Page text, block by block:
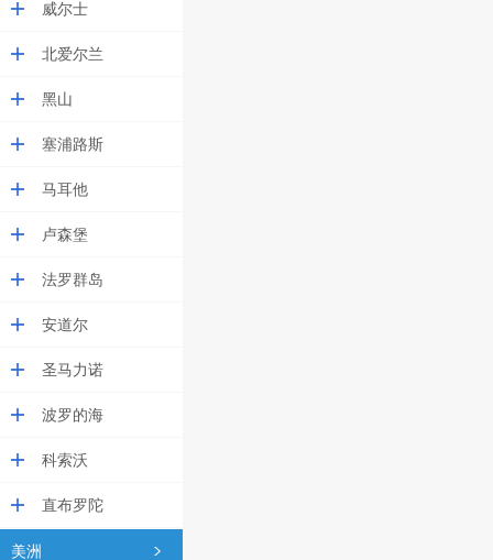
威尔士
北爱尔兰
黑山
塞浦路斯
马耳他
卢森堡
法罗群岛
安道尔
圣马力诺
波罗的海
科索沃
直布罗陀
美洲